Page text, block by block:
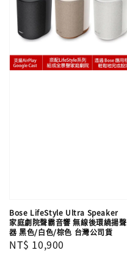
Bose LifeStyle Ultra Speaker
家庭劇院聲霸音響 無線後環繞揚聲
器 黑色/白色/棕色 台灣公司貨
Regular
NT$ 10,900